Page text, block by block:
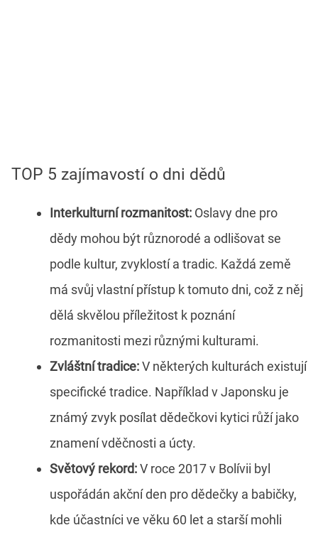
TOP 5 zajímavostí o dni dědů
Interkulturní rozmanitost: Oslavy dne pro
dědy mohou být různorodé a odlišovat se
podle kultur, zvyklostí a tradic. Každá země
má svůj vlastní přístup k tomuto dni, což z něj
dělá skvělou příležitost k poznání
rozmanitosti mezi různými kulturami.
Zvláštní tradice:V některých kulturách existují
specifické tradice. Například v Japonsku je
známý zvyk posílat dědečkovi kytici růží jako
znamení vděčnosti a úcty.
Světový rekord:V roce 2017 v Bolívii byl
uspořádán akční den pro dědečky a babičky,
kde účastníci ve věku 60 let a starší mohli